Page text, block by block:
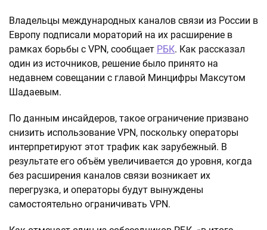
Владельцы международных каналов связи из России в
Европу подписали мораторий на их расширение в
рамках борьбы с VPN, сообщает РБК. Как рассказал
один из источников, решение было принято на
недавнем совещании с главой Минцифры Максутом
Шадаевым.
По данным инсайдеров, такое ограничение призвано
снизить использование VPN, поскольку операторы
интерпретируют этот трафик как зарубежный. В
результате его объём увеличивается до уровня, когда
без расширения каналов связи возникает их
перегрузка, и операторы будут вынуждены
самостоятельно ограничивать VPN.